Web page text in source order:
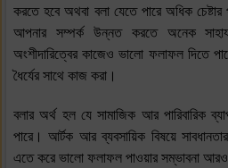
করতে হবে অথবা বলা যেতে পারে অধিক
আপনার সম্পর্ক উন্নত করতে অনেক
অংশীদারিত্বের কাজেও ভালো ফলাফল দিতে
ধৈর্যের সাথে কাজ করা।
বলার অর্থ হল যে সামাজিক আর পারিবারিক
পারে। আর্টক আর ব্যবসায়িক বিষয়ে
এতে করে ভালো ফলাফল পাওয়ার সম্ভাবনা আরও